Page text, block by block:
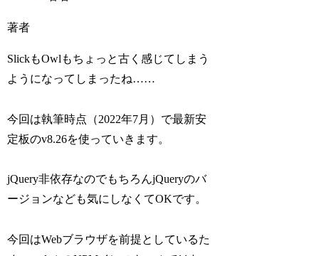
著者
SlickもOwlもちょっと古く感じてしまう
ようになってしまったね……
今回は執筆時点（2022年7月）で最新安
定板のv8.26を使っていきます。
jQuery非依存なのでもちろんjQueryのバ
ージョンなども気にしなくてOKです。
今回はWebブラウザを前提としているた